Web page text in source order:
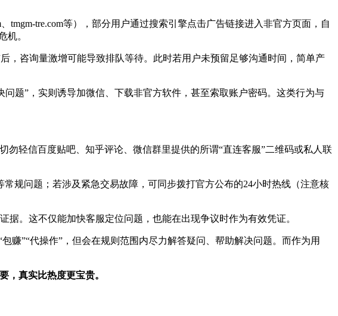
tmgm-tre.com等），部分用户通过搜索引擎点击广告链接进入非官方页面，自
机。
，咨询量激增可能导致排队等待。此时若用户未预留足够沟通时间，简单产
问题”，实则诱导加微信、下载非官方软件，甚至索取账户密码。这类行为与
轻信百度贴吧、知乎评论、微信群里提供的所谓“直连客服”二维码或私人联
规问题；若涉及紧急交易故障，可同步拨打官方公布的24小时热线（注意核
。这不仅能加快客服定位问题，也能在出现争议时作为有效凭证。
赚”“代操作”，但会在规则范围内尽力解答疑问、帮助解决问题。而作为用
，真实比热度更宝贵。